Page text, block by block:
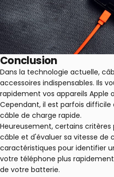
Conclusion
Dans la technologie actuelle,
accessoires indispensables. Ils
rapidement vos appareils Apple
Cependant, il est parfois
câble de charge rapide.
Heureusement, certains
câble et d'évaluer sa vitesse de
caractéristiques pour identifier
votre téléphone plus
de votre batterie.